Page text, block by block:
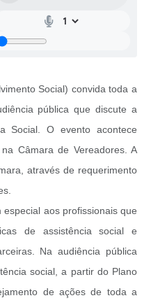
Social) convida toda a
pública que discute a
Social. O evento acontece
Câmara de Vereadores. A
através de requerimento
aos profissionais que
de assistência social e
Na audiência pública
social, a partir do Plano
de ações de toda a